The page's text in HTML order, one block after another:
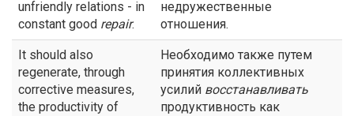
unfriendly relations - in
constant good repair.
недружественные
отношения.
It should also
regenerate, through
corrective measures,
the productivity of
Необходимо также путем
принятия коллективных
усилий восстанавливать
продуктивность как